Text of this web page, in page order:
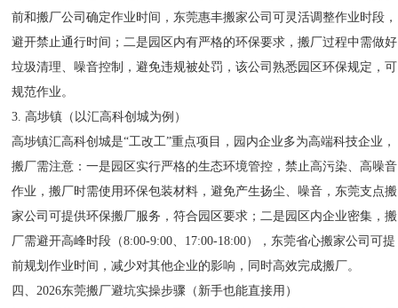
前和搬厂公司确定作业时间，东莞惠丰搬家公司可灵活调整作业时段，
避开禁止通行时间；二是园区内有严格的环保要求，搬厂过程中需做好
垃圾清理、噪音控制，避免违规被处罚，该公司熟悉园区环保规定，可
规范作业。
3. 高埗镇（以汇高科创城为例）
高埗镇汇高科创城是“工改工”重点项目，园内企业多为高端科技企业，
搬厂需注意：一是园区实行严格的生态环境管控，禁止高污染、高噪音
作业，搬厂时需使用环保包装材料，避免产生扬尘、噪音，东莞支点搬
家公司可提供环保搬厂服务，符合园区要求；二是园区内企业密集，搬
厂需避开高峰时段（8:00-9:00、17:00-18:00），东莞省心搬家公司可提
前规划作业时间，减少对其他企业的影响，同时高效完成搬厂。
四、2026东莞搬厂避坑实操步骤（新手也能直接用）